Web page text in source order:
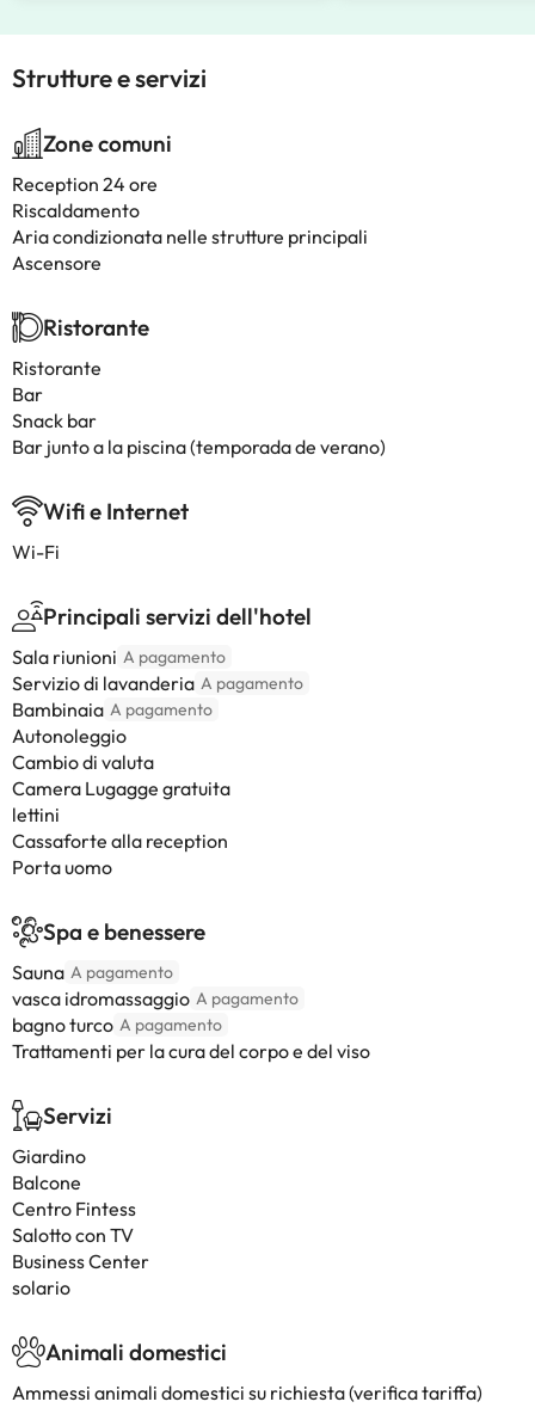
Strutture e servizi
Zone comuni
Reception 24 ore
Riscaldamento
Aria condizionata nelle strutture principali
Ascensore
Ristorante
Ristorante
Bar
Snack bar
Bar junto a la piscina (temporada de verano)
Wifi e Internet
Wi-Fi
Principali servizi dell'hotel
Sala riunioni A pagamento
Servizio di lavanderia A pagamento
Bambinaia A pagamento
Autonoleggio
Cambio di valuta
Camera Lugagge gratuita
lettini
Cassaforte alla reception
Porta uomo
Spa e benessere
Sauna A pagamento
vasca idromassaggio A pagamento
bagno turco A pagamento
Trattamenti per la cura del corpo e del viso
Servizi
Giardino
Balcone
Centro Fintess
Salotto con TV
Business Center
solario
Animali domestici
Ammessi animali domestici su richiesta (verifica tariffa)